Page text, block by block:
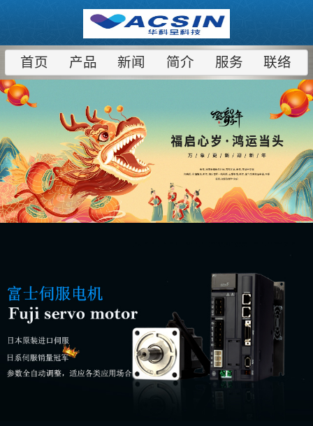
首页 产品 新闻 简介 服务 联络